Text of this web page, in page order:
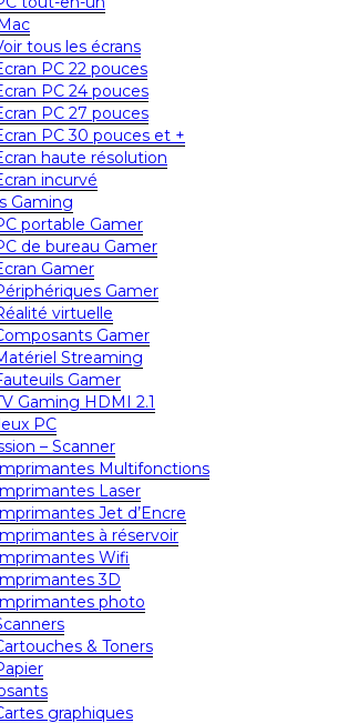
tous les écrans
PC 22 pouces
PC 24 pouces
PC 27 pouces
PC 30 pouces et +
haute résolution
incurvé
Gaming
portable Gamer
de bureau Gamer
Gamer
Gamer
virtuelle
Gamer
Streaming
Gamer
Gaming HDMI 2.1
PC
– Scanner
Multifonctions
Laser
Jet d’Encre
à réservoir
Wifi
3D
photo
& Toners
graphiques